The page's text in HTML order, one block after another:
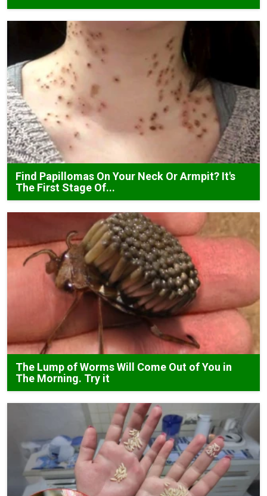
Find Papillomas On Your Neck Or Armpit? It's
The First Stage Of...
The Lump of Worms Will Come Out of You in
The Morning. Try it